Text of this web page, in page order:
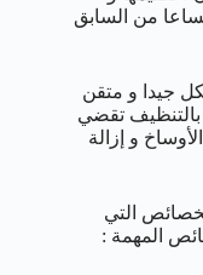
من السابق
جيدا و متقن
تقضي
و إزالة
التي
المهمة :